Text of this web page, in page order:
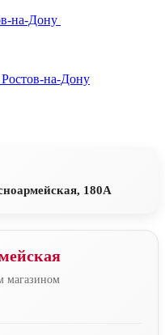
на-Дону
на-Дону
180А
магазином